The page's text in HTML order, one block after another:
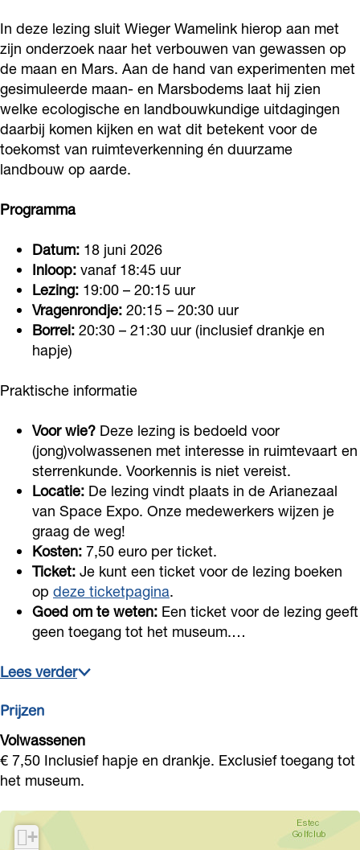
e
g
e
W
l
i
n
k
g
W
i
e
g
e
r
W
m
e
l
i
n
n
g
W
i
e
g
e
r
a
m
e
l
i
k
n
g
W
i
e
g
e
a
m
e
l
k
In deze lezing sluit Wieger Wamelink hierop aan met
zijn onderzoek naar het verbouwen van gewassen op
de maan en Mars. Aan de hand van experimenten met
gesimuleerde maan- en Marsbodems laat hij zien
welke ecologische en landbouwkundige uitdagingen
daarbij komen kijken en wat dit betekent voor de
toekomst van ruimteverkenning én duurzame
landbouw op aarde.
Programma
Datum: 18 juni 2026
Inloop: vanaf 18:45 uur
Lezing: 19:00 – 20:15 uur
Vragenrondje: 20:15 – 20:30 uur
Borrel: 20:30 – 21:30 uur (inclusief drankje en
hapje)
Praktische informatie
Voor wie? Deze lezing is bedoeld voor
(jong)volwassenen met interesse in ruimtevaart en
sterrenkunde. Voorkennis is niet vereist.
Locatie: De lezing vindt plaats in de Arianezaal
van Space Expo. Onze medewerkers wijzen je
graag de weg!
Kosten: 7,50 euro per ticket.
Ticket: Je kunt een ticket voor de lezing boeken
op deze ticketpagina.
Goed om te weten: Een ticket voor de lezing geeft
geen toegang tot het museum.…
Lees verder
Prijzen
Volwassenen
€ 7,50 Inclusief hapje en drankje. Exclusief toegang tot
het museum.
+